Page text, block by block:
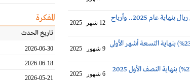
أرباح نفوذ الغذائية 56.7 مليون ريال بنهاية عام 2025.. وأرباح
12 شهر 2025
أرباح نفوذ 44.2 مليون ريال (+23%) بنهاية التسعة أشهر الأولى
9 شهور 2025
6 شهور 2025
المفكرة
تاريخ الحدث
2026-06-30
2026-06-18
2026-05-21